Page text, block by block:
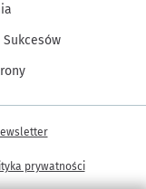
prywatności